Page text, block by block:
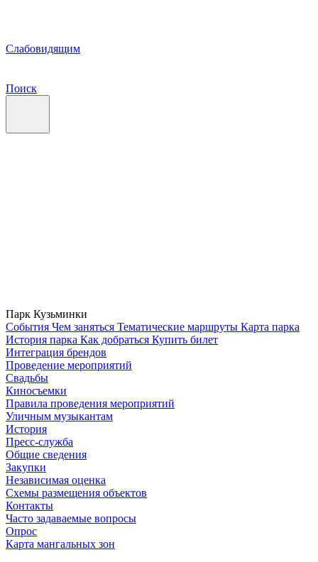
Слабовидящим
Поиск
Парк Кузьминки
Cобытия Чем заняться Тематические маршруты Карта парка
История парка Как добраться Купить билет
Интеграция брендов
Проведение мероприятий
Свадьбы
Киносъемки
Правила проведения мероприятий
Уличным музыкантам
История
Пресс-служба
Общие сведения
Закупки
Независимая оценка
Схемы размещения объектов
Контакты
Часто задаваемые вопросы
Опрос
Карта мангальных зон